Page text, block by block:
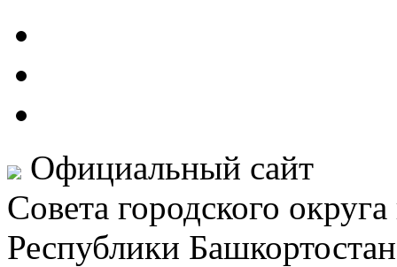
Официальный сайт
Совета городского
Республики Башкортостан